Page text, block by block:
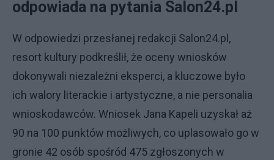
odpowiada na pytania Salon24.pl
W odpowiedzi przesłanej redakcji Salon24.pl,
resort kultury podkreślił, że oceny wniosków
dokonywali niezależni eksperci, a kluczowe było
ich walory literackie i artystyczne, a nie personalia
wnioskodawców. Wniosek Jana Kapeli uzyskał aż
90 na 100 punktów możliwych, co uplasowało go w
gronie 42 osób spośród 475 zgłoszonych w